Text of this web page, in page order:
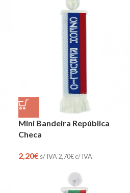
Mini Bandeira República
Checa
2,20€s/ IVA 2,70€c/ IVA